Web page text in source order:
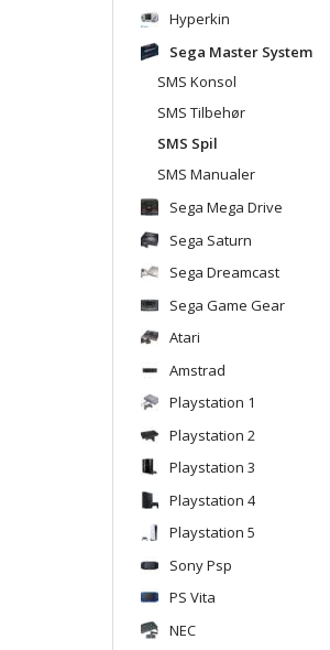
Hyperkin
Sega Master System
SMS Konsol
SMS Tilbehør
SMS Spil
SMS Manualer
Sega Mega Drive
Sega Saturn
Sega Dreamcast
Sega Game Gear
Atari
Amstrad
Playstation 1
Playstation 2
Playstation 3
Playstation 4
Playstation 5
Sony Psp
PS Vita
NEC